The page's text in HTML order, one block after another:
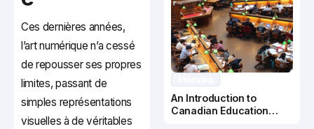
Ces dernières années,
l’art numérique n’a cessé
de repousser ses propres
limites, passant de
simples représentations
visuelles à de véritables
An Introduction to
Canadian Education